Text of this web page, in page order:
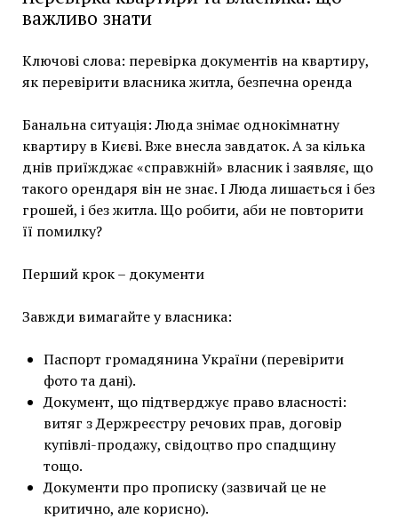
важливо знати
Ключові слова: перевірка документів на квартиру,
як перевірити власника житла, безпечна оренда
Банальна ситуація: Люда знімає однокімнатну
квартиру в Києві. Вже внесла завдаток. А за кілька
днів приїжджає «справжній» власник і заявляє, що
такого орендаря він не знає. І Люда лишається і без
грошей, і без житла. Що робити, аби не повторити
її помилку?
Перший крок – документи
Завжди вимагайте у власника:
Паспорт громадянина України (перевірити
фото та дані).
Документ, що підтверджує право власності:
витяг з Держреєстру речових прав, договір
купівлі-продажу, свідоцтво про спадщину
тощо.
Документи про прописку (зазвичай це не
критично, але корисно).